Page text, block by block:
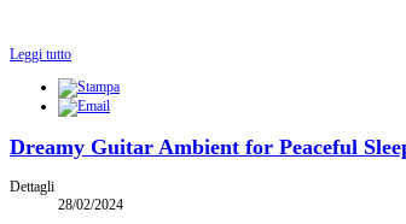
Leggi tutto
Dreamy Guitar Ambient for Peaceful
Dettagli
28/02/2024